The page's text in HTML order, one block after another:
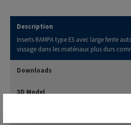
Description
Inserts RAMPA type ES avec large fente
vissage dans les matériaux plus durs
Downloads
3D Model